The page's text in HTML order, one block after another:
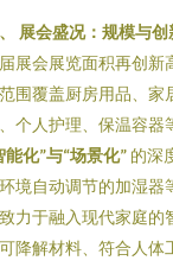
展会盛况：规模与
展会展览面积再创新
围覆盖厨房用品、家
个人护理、保温容器
能化”与“场景化” 的深
境自动调节的加湿器
力于融入现代家庭的
降解材料、符合人体